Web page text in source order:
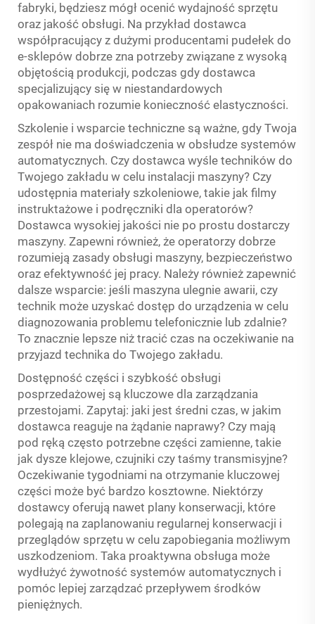
fabryki, będziesz mógł ocenić wydajność sprzętu
oraz jakość obsługi. Na przykład dostawca
współpracujący z dużymi producentami pudełek do
e-sklepów dobrze zna potrzeby związane z wysoką
objętością produkcji, podczas gdy dostawca
specjalizujący się w niestandardowych
opakowaniach rozumie konieczność elastyczności.
Szkolenie i wsparcie techniczne są ważne, gdy Twoja
zespół nie ma doświadczenia w obsłudze systemów
automatycznych. Czy dostawca wyśle techników do
Twojego zakładu w celu instalacji maszyny? Czy
udostępnia materiały szkoleniowe, takie jak filmy
instruktażowe i podręczniki dla operatorów?
Dostawca wysokiej jakości nie po prostu dostarczy
maszyny. Zapewni również, że operatorzy dobrze
rozumieją zasady obsługi maszyny, bezpieczeństwo
oraz efektywność jej pracy. Należy również zapewnić
dalsze wsparcie: jeśli maszyna ulegnie awarii, czy
technik może uzyskać dostęp do urządzenia w celu
diagnozowania problemu telefonicznie lub zdalnie?
To znacznie lepsze niż tracić czas na oczekiwanie na
przyjazd technika do Twojego zakładu.
Dostępność części i szybkość obsługi
posprzedażowej są kluczowe dla zarządzania
przestojami. Zapytaj: jaki jest średni czas, w jakim
dostawca reaguje na żądanie naprawy? Czy mają
pod ręką często potrzebne części zamienne, takie
jak dysze klejowe, czujniki czy taśmy transmisyjne?
Oczekiwanie tygodniami na otrzymanie kluczowej
części może być bardzo kosztowne. Niektórzy
dostawcy oferują nawet plany konserwacji, które
polegają na zaplanowaniu regularnej konserwacji i
przeglądów sprzętu w celu zapobiegania możliwym
uszkodzeniom. Taka proaktywna obsługa może
wydłużyć żywotność systemów automatycznych i
pomóc lepiej zarządzać przepływem środków
pieniężnych.